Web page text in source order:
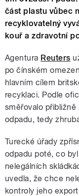
část plastu vůbec
recyklovatelný
kouř a zdravotní
Agentura Reuters
po čínském
hlavním cílem
recyklaci. Podle
směřovalo
odpadu, tedy
Turecké úřady
odpadu poté, co
nelegálních
uvedla, že chce
kontroly jeho